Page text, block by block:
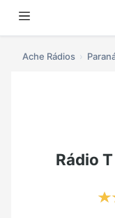
Ache Rádios
Rádio